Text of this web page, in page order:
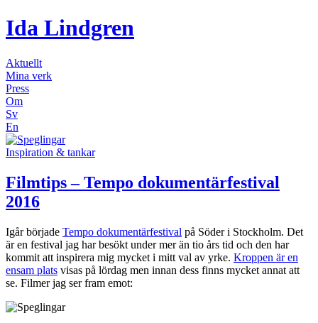
Ida Lindgren
Aktuellt
Mina verk
Press
Om
Sv
En
Inspiration & tankar
Filmtips – Tempo dokumentärfestival
2016
Igår började Tempo dokumentärfestival på Söder i Stockholm. Det
är en festival jag har besökt under mer än tio års tid och den har
kommit att inspirera mig mycket i mitt val av yrke. Kroppen är en
ensam plats visas på lördag men innan dess finns mycket annat att
se. Filmer jag ser fram emot: